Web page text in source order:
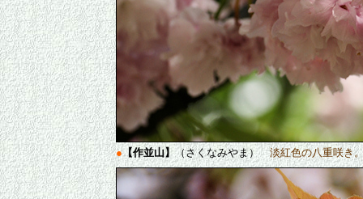
●【作並山】（さくなみやま）淡紅色の八重咲き